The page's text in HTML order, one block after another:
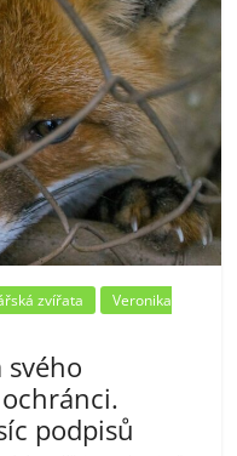
zvířata
Veronika
podpisů